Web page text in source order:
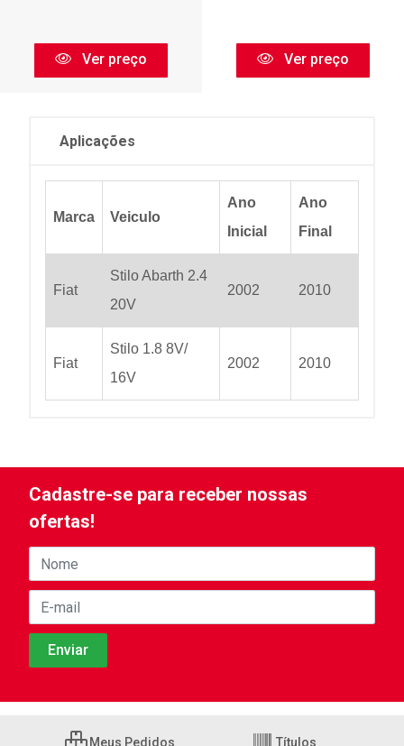
Ver preço Ver preço
Aplicações
Marca Veiculo
Ano
Inicial
Ano
Final
Fiat
Stilo Abarth 2.4
20V
2002 2010
Fiat
Stilo 1.8 8V/
16V
2002 2010
Cadastre-se para receber nossas
ofertas!
Meus Pedidos Títulos